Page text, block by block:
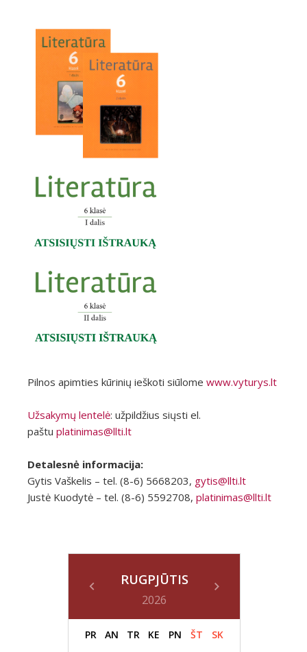
Pilnos apimties kūrinių ieškoti siūlome www.vyturys.lt
Užsakymų lentelė: užpildžius siųsti el.
paštu platinimas@llti.lt
Detalesnė informacija:
Gytis Vaškelis – tel. (8-6) 5668203, gytis@llti.lt
Justė Kuodytė – tel. (8-6) 5592708, platinimas@llti.lt
RUGPJŪTIS
2026
PR AN TR KE PN ŠT
SK